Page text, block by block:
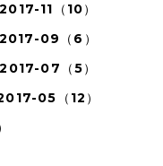
2017-11（10）
2017-09（6）
2017-07（5）
05（12）